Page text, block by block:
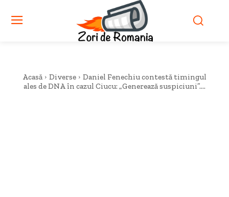
Acasă Diverse
Daniel Fenechiu contestă timingul
ales de DNA în cazul Ciucu: „Generează suspiciuni”....